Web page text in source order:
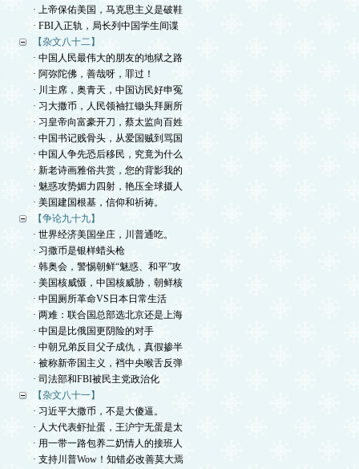
· 上帝保佑美国，马克思主义是破鞋
· FBI入正轨，局长列中国学生间谍
【杂文八十二】
· 中国人民最伟大的朋友的地狱之路
· 阿弥陀佛，善哉呀，罪过！
· 川主席，奥青天，中国访民好申冤
· 习大撒币，人民领袖扛锄头拜厕所
· 习皇帝向富豪开刀，蔡太监向百姓
· 中国书记贱骨头，从爱国贼到骂国
· 中国人争先恐后移民，究竟为什么
· 新老诗画雅俗共赏，您的背影我的
· 魅惑攻势媚力四射，艳压全球摄人
· 美国建国根基，信仰和祈祷。
【争论九十九】
· 世界经济美国坐庄，川普通吃。
· 习撒币是银样蜡头枪
· 韩奥会，警惕朝鲜“魅惑、和平”攻
· 美国核威慑，中国核威胁，朝鲜核
· 中国厕所革命VS日本日常生活
· 两难：联合国总部选北京还是上海
· 中国是比俄国更阴险的对手
· 中朝兄弟反目父子成仇，真假掺半
· 被称新帝国主义，裆中央喉舌反弹
· 司法部和FBI被民主党政治化
【杂文八十一】
· 习近平大撒币，不是大傻逼。
· 人大代表虾扯蛋，王沪宁无蛋是太
· 用一带一路包养二奶情人的接班人
· 支持川普Wow！知错必改善莫大焉